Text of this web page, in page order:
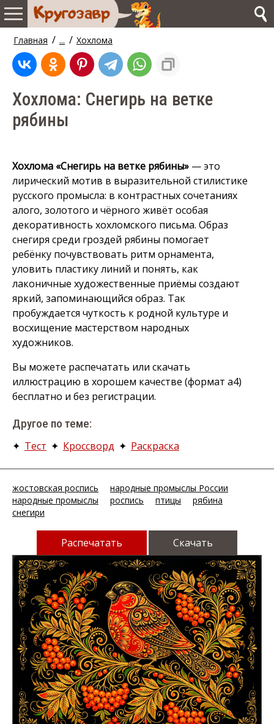
Главная / ... / Хохлома
Хохлома: Снегирь на ветке
рябины
Хохлома «Снегирь на ветке рябины» — это
лирический мотив в выразительной стилистике
русского промысла: в контрастных сочетаниях
алого, золотого и чёрного живёт особая
декоративность хохломского письма. Образ
снегиря среди гроздей рябины помогает
ребёнку почувствовать ритм орнамента,
уловить пластику линий и понять, как
лаконичные художественные приёмы создают
яркий, запоминающийся образ. Так
пробуждается чуткость к родной культуре и
восхищение мастерством народных
художников.
Вы можете распечатать или скачать
иллюстрацию в хорошем качестве (формат а4)
бесплатно и без регистрации.
Другое по теме:
✦ Тест ✦ Кроссворд ✦ Раскраска
жостовская роспись
народные промыслы России
народные промыслы
роспись птицы
рябина
снегири
Распечатать Скачать